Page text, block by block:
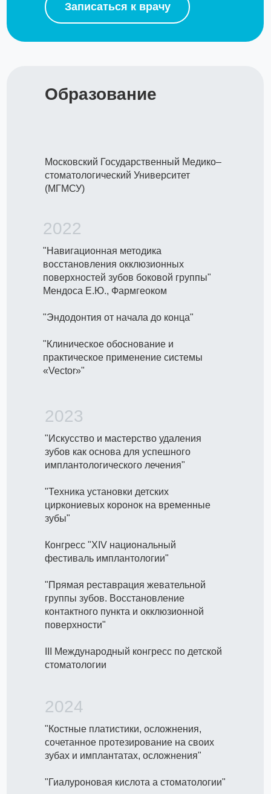
Записаться к врачу
Образование
Московский Государственный Медико–
стоматологический Университет
(МГМСУ)
"Костные платистики, осложнения,
сочетанное протезирование на своих
зубах и имплантатах, осложнения"
"Гиалуроновая кислота а стоматологии"
2024
"Искусство и мастерство удаления
зубов как основа для успешного
имплантологического лечения"
"Техника установки детских
циркониевых коронок на временные
зубы"
Конгресс "XIV национальный
фестиваль имплантологии"
"Прямая реставрация жевательной
группы зубов. Восстановление
контактного пункта и окклюзионной
поверхности"
III Международный конгресс по детской
стоматологии
2023
"Навигационная методика
восстановления окклюзионных
поверхностей зубов боковой группы"
Мендоса Е.Ю., Фармгеоком
"Эндодонтия от начала до конца"
"Клиническое обоснование и
практическое применение системы
«Vector»"
2022